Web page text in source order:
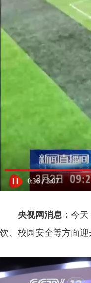
央视网消息： 今天
饮、校园安全等方面迎